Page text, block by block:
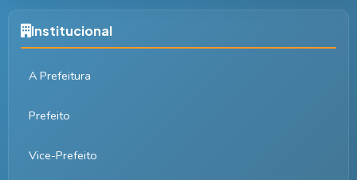
Institucional
A Prefeitura
Prefeito
Vice-Prefeito